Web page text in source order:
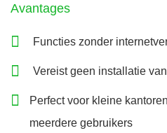
Avantages
Functies zonder
Vereist geen installatie
Perfect voor kleine
meerdere gebruikers